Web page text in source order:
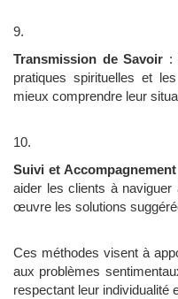
Transmission de Savoir :
pratiques spirituelles et
mieux comprendre leur
Suivi et Accompagnement
aider les clients à
œuvre les solutions
Ces méthodes visent à
aux problèmes
respectant leur individualité